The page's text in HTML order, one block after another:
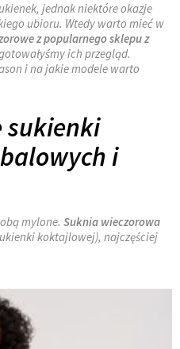
jednak niektóre okazje
ubioru. Wtedy warto mieć w
z popularnego sklepu z
ich przegląd.
i na jakie modele warto
sukienki
i
mylone. Suknia wieczorowa
koktajlowej), najczęściej